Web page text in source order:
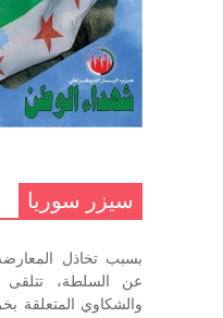
مناضل بحجم الوطن …منصور
ما زلت خالدا في قلوبنا
في الذكرى السنوية لرحيل
رحمه الله. – عبد الله حاج محمد
سيزر سوريا
بسبب تخاذل
عن السلطة، تتلقى
والشكاوي المتعلقة